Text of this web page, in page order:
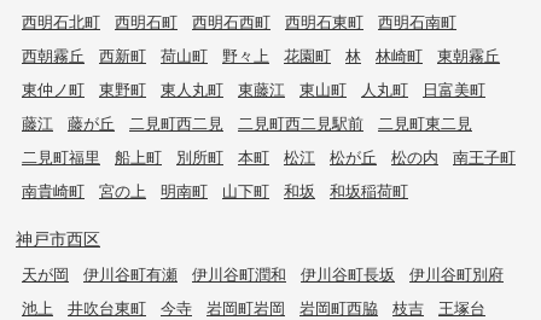
西明石北町
西明石町 西明石西町 西明石東町
西明石南町
西朝霧丘
西新町 荷山町 野々上 花園町 林 林崎町
東朝霧丘
東仲ノ町
東野町 東人丸町 東藤江 東山町 人丸町
日富美町
藤江
藤が丘 二見町西二見 二見町西二見駅前
二見町東二見
二見町福里
船上町 別所町 本町 松江 松が丘 松の内
南王子町
南貴崎町
宮の上 明南町 山下町 和坂 和坂稲荷町
神戸市西区
天が岡 伊川谷町有瀬 伊川谷町潤和 伊川谷町長坂
伊川谷町別府
池上
井吹台東町 今寺 岩岡町岩岡 岩岡町西脇 枝吉
王塚台